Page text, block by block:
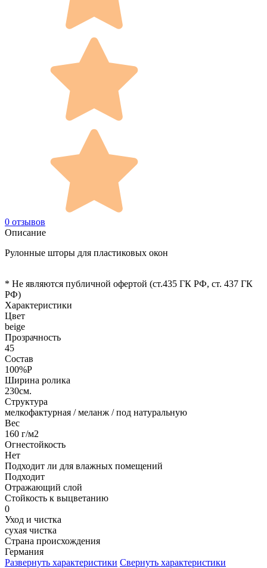
0 отзывов
Описание
Рулонные шторы для пластиковых окон
* Не являются публичной офертой (ст.435 ГК РФ, cт. 437 ГК
РФ)
Характеристики
Цвет
beige
Прозрачность
45
Состав
100%P
Ширина ролика
230см.
Структура
мелкофактурная / меланж / под натуральную
Вес
160 г/м2
Огнестойкость
Нет
Подходит ли для влажных помещений
Подходит
Отражающий слой
Стойкость к выцветанию
0
Уход и чистка
сухая чистка
Страна происхождения
Германия
Развернуть характеристики Свернуть характеристики